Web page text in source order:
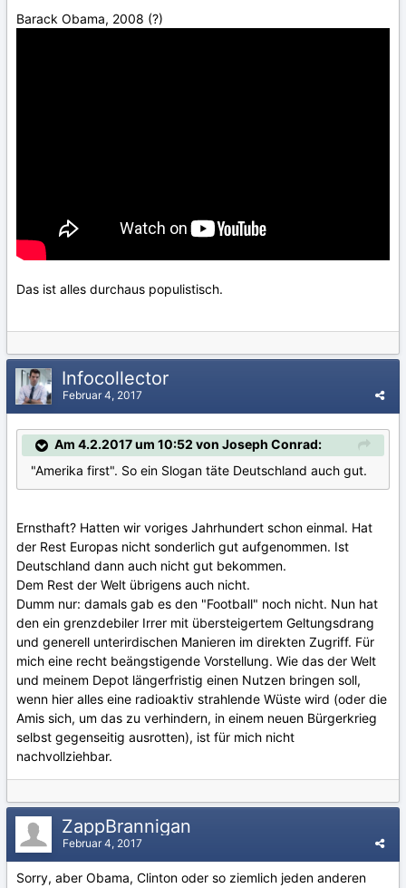
Barack Obama, 2008 (?)
Das ist alles durchaus populistisch.
Infocollector
Februar 4, 2017
Am 4.2.2017 um 10:52 von Joseph Conrad:
"Amerika first". So ein Slogan täte Deutschland auch gut.
Ernsthaft? Hatten wir voriges Jahrhundert schon einmal. Hat
der Rest Europas nicht sonderlich gut aufgenommen. Ist
Deutschland dann auch nicht gut bekommen.
Dem Rest der Welt übrigens auch nicht.
Dumm nur: damals gab es den "Football" noch nicht. Nun hat
den ein grenzdebiler Irrer mit übersteigertem Geltungsdrang
und generell unterirdischen Manieren im direkten Zugriff. Für
mich eine recht beängstigende Vorstellung. Wie das der Welt
und meinem Depot längerfristig einen Nutzen bringen soll,
wenn hier alles eine radioaktiv strahlende Wüste wird (oder die
Amis sich, um das zu verhindern, in einem neuen Bürgerkrieg
selbst gegenseitig ausrotten), ist für mich nicht
nachvollziehbar.
ZappBrannigan
Februar 4, 2017
Sorry, aber Obama, Clinton oder so ziemlich jeden anderen